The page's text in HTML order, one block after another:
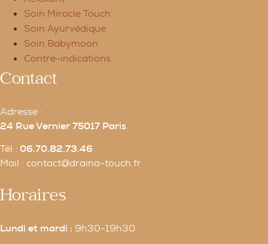
Soin Miracle Touch
Soin Ayurvédique
Soin Babymoon
Contre-indications
Contact
Adresse :
24 Rue Vernier 75017 Paris
Tél : 06.70.82.73.46
Mail : contact@draina-touch.fr
Horaires
Lundi et mardi : 9h30-19h30